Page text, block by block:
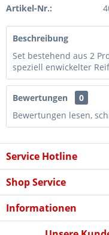
Artikel-Nr.:
Beschreibung
Set bestehend aus 2
speziell enwickelter
Bewertungen
0
Bewertungen lesen,
Service Hotline
Shop Service
Informationen